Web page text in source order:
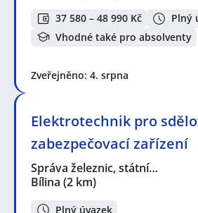
37 580 – 48 990 Kč
Plný
Vhodné také pro absolventy
Zveřejněno: 4. srpna
Elektrotechnik pro
zabezpečovací zařízení
Správa železnic, státní…
Bílina (2 km)
Plný úvazek